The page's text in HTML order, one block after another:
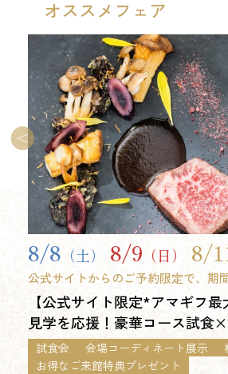
オススメフェア
8/8 （土） 8/9 （日） 8/
公式サイトからのご予約限定で、期
館特典】をご用意しました。 ※9時
【公式サイト限定*アマギフ最
見学を応援！豪華コース試食
と体感*最大120万優待フェア
試食会 会場コーディネート展示
お得なご来館特典プレゼント